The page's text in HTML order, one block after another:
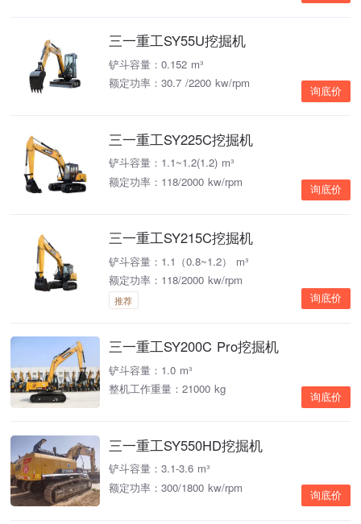
三一重工SY55U挖掘机
铲斗容量：0.152 m³
额定功率：30.7 /2200 kw/rpm
询底价
三一重工SY225C挖掘机
铲斗容量：1.1~1.2(1.2) m³
额定功率：118/2000 kw/rpm
询底价
三一重工SY215C挖掘机
铲斗容量：1.1（0.8~1.2） m³
额定功率：118/2000 kw/rpm
推荐 询底价
三一重工SY200C Pro挖掘机
铲斗容量：1.0 m³
整机工作重量：21000 kg
询底价
三一重工SY550HD挖掘机
铲斗容量：3.1-3.6 m³
额定功率：300/1800 kw/rpm
询底价